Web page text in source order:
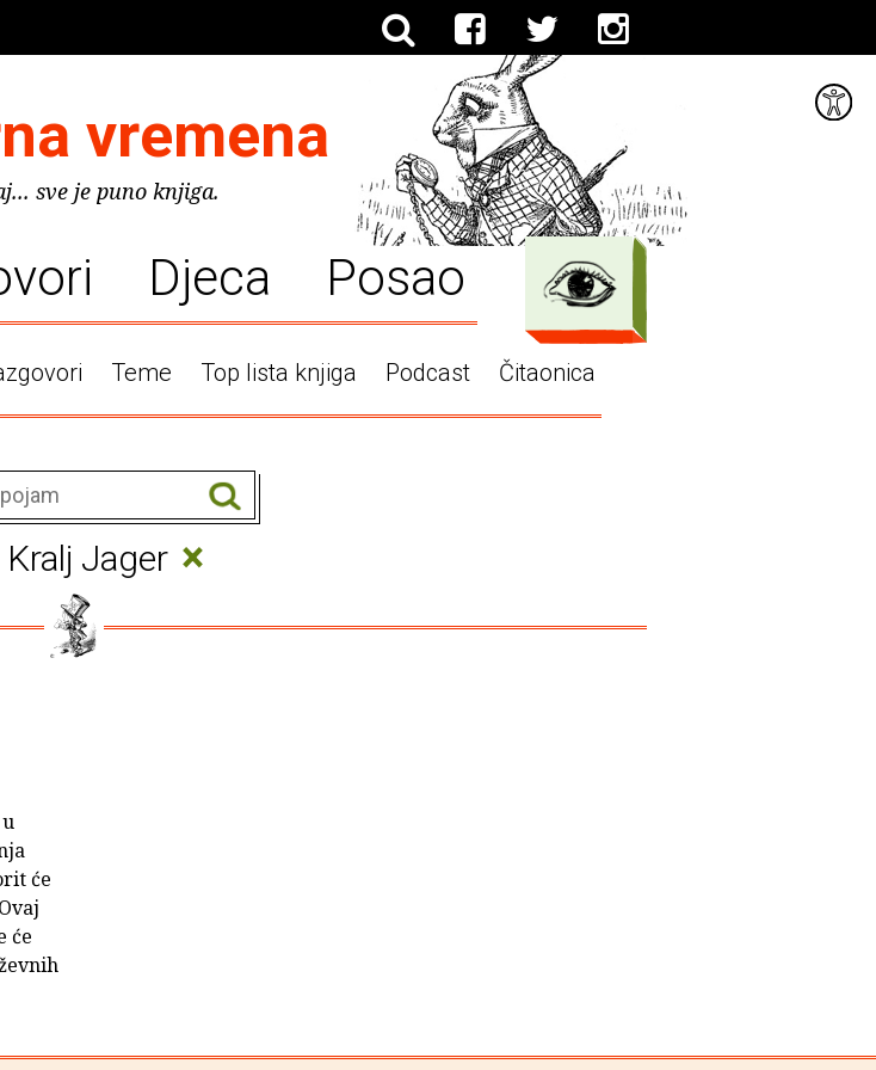
vremena
sve je puno knjiga.
Djeca Posao
Teme Top lista knjiga Podcast Čitaonica
Kralj Jager ×
će
će